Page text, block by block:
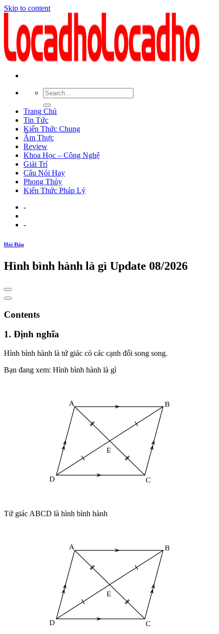
Skip to content
Trang Chủ
Tin Tức
Kiến Thức Chung
Ẩm Thực
Review
Khoa Học – Công Nghệ
Giải Trí
Câu Nói Hay
Phong Thủy
Kiến Thức Pháp Lý
-
-
Hỏi Đáp
Hình bình hành là gì Update 08/2026
Contents
1. Định nghĩa
Hình bình hành là tứ giác có các cạnh đối song song.
Bạn đang xem: Hình bình hành là gì
Tứ giác ABCD là hình bình hành